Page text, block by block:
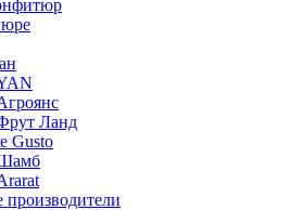
Ланд
Gusto
производители